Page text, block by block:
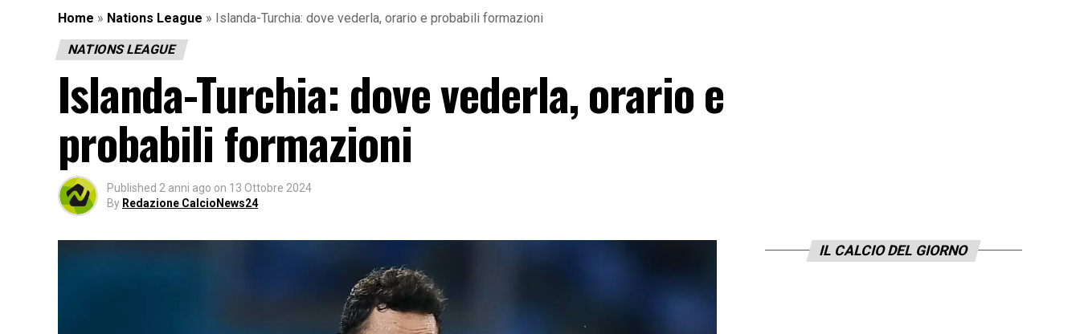
Home » Nations League » Islanda-Turchia: dove vederla, orario e probabili formazioni
NATIONS LEAGUE
Islanda-Turchia: dove vederla, orario e
probabili formazioni
Published 2 anni ago on 13 Ottobre 2024
By Redazione CalcioNews24
IL CALCIO DEL GIORNO